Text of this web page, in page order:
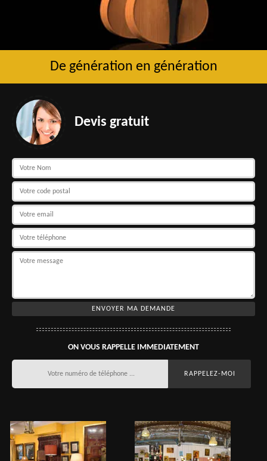
De génération en génération
Devis gratuit
ON VOUS RAPPELLE IMMEDIATEMENT